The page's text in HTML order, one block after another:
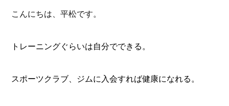
こんにちは、平松です。
トレーニングぐらいは自分でできる。
スポーツクラブ、ジムに入会すれば健康になれる。